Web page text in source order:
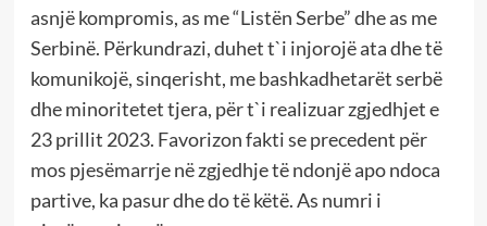
asnjë kompromis, as me “Listën Serbe” dhe as me
Serbinë. Përkundrazi, duhet t`i injorojë ata dhe të
komunikojë, sinqerisht, me bashkadhetarët serbë
dhe minoritetet tjera, për t`i realizuar zgjedhjet e
23 prillit 2023. Favorizon fakti se precedent për
mos pjesëmarrje në zgjedhje të ndonjë apo ndoca
partive, ka pasur dhe do të këtë. As numri i